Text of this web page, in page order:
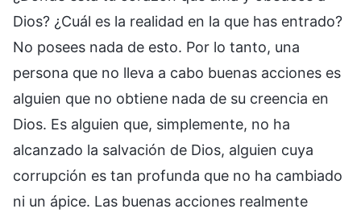
Dios? ¿Cuál es la realidad en la que has entrado?
No posees nada de esto. Por lo tanto, una
persona que no lleva a cabo buenas acciones es
alguien que no obtiene nada de su creencia en
Dios. Es alguien que, simplemente, no ha
alcanzado la salvación de Dios, alguien cuya
corrupción es tan profunda que no ha cambiado
ni un ápice. Las buenas acciones realmente